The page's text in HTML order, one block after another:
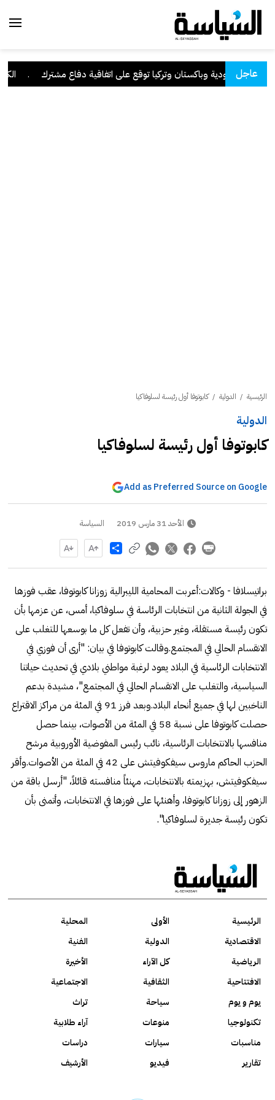
عاجل
السعودية وباكستان وتركيا توقع على اتفاقية دفاع مشترك
الرئيسية / الدولية /كابوتوفا أول رئيسة لسلوفاكيا
الدولية
كابوتوفا أول رئيسة لسلوفاكيا
Add as Preferred Source on Google
الأحد 31 مارس 2019 السياسة
Share
براتيسلافا - وكالات:أعربت المحامية الليبرالية زوزانا كابوتوفا، عقب فوزها
في الجولة الثانية من انتخابات الرئاسة في سلوفاكيا، أمس، عن عزمها بأن
تكون رئيسة مستقلة، وغير حزبية، وأن تفعل كل ما بوسعها للتغلب على
الانقسام الحالي في المجتمع.وقالت كابوتوفا في بيان: "أرى أن فوزي في
الانتخابات الرئاسية في البلاد يعود لرغبة مواطني بلادي في تحديث حياتنا
السياسية، والتغلب على الانقسام الحالي في المجتمع"، مشيدة بدعم
الناخبين لها في جميع أنحاء البلاد.وبعد فرز 91 في المئة من مراكز الاقتراع
حصلت كابوتوفا على نسبة 58 في المئة من الأصوات، بينما حصل
منافسها بالانتخابات الرئاسية، نائب رئيس المفوضية الأوروبية مرشح
الحزب الحاكم ماروس سيفكوفيتش على 42 في المئة من الأصوات.وأقر
سيفكوفيتش، بهزيمته بالانتخابات، مهنئاً منافسته قائلاً، "أرسل باقة من
الزهور إلى زوزانا كابوتوفا، وأهنئها على فوزها في الانتخابات، وأتمنى بأن
تكون رئيسة جديرة لسلوفاكيا".
الرئيسية الأولى
المحلية
الاقتصادية
الدولية
الفنية
الرياضية
كل الآراء
الأخيرة
الافتتاحية
الثقافية
الاجتماعية
يوم و يوم
سياحة
تراث
تكنولوجيا
منوعات
آراء طلابية
مناسبات
سيارات
دراسات
تقارير
فيديو الأرشيف